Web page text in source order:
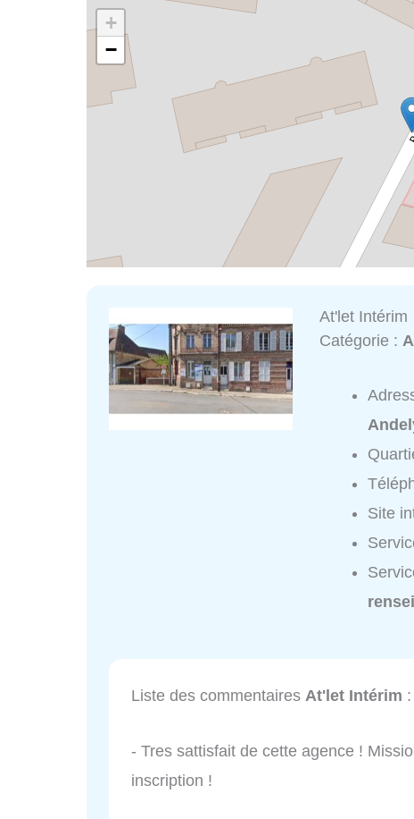
+
−
At'let Intérim
Catégorie :
Site
Liste des commentaires At'let Intérim :
- Tres sattisfait de cette agence !
inscription !